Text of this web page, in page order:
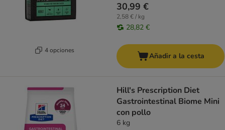
4 opciones
30,99 €
2,58 € / kg
28,82 €
Añadir a la cesta
Hill's Prescription Diet
Gastrointestinal Biome Mini
con pollo
6 kg